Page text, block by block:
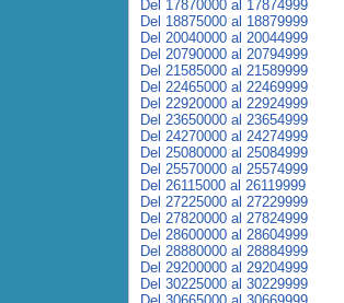
Del 17870000 al 17874999
Del 18875000 al 18879999
Del 20040000 al 20044999
Del 20790000 al 20794999
Del 21585000 al 21589999
Del 22465000 al 22469999
Del 22920000 al 22924999
Del 23650000 al 23654999
Del 24270000 al 24274999
Del 25080000 al 25084999
Del 25570000 al 25574999
Del 26115000 al 26119999
Del 27225000 al 27229999
Del 27820000 al 27824999
Del 28600000 al 28604999
Del 28880000 al 28884999
Del 29200000 al 29204999
Del 30225000 al 30229999